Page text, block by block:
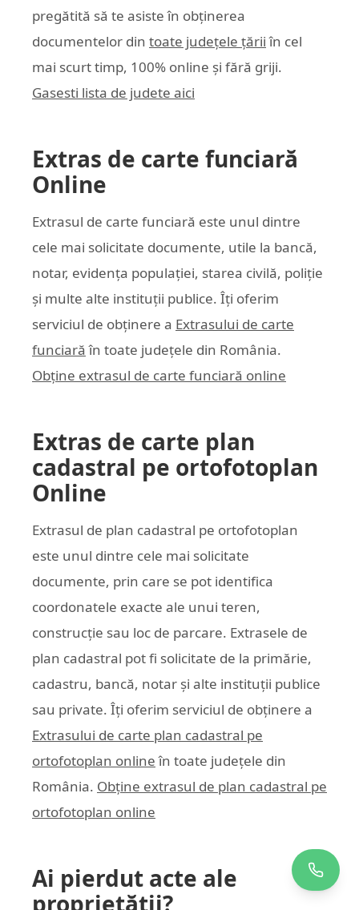
pregătită să te asiste în obținerea
documentelor din toate județele țării în cel
mai scurt timp, 100% online și fără griji.
Gasesti lista de judete aici
Extras de carte funciară
Online
Extrasul de carte funciară este unul dintre
cele mai solicitate documente, utile la bancă,
notar, evidența populației, starea civilă, poliție
și multe alte instituții publice. Îți oferim
serviciul de obținere a Extrasului de carte
funciară în toate județele din România.
Obține extrasul de carte funciară online
Extras de carte plan
cadastral pe ortofotoplan
Online
Extrasul de plan cadastral pe ortofotoplan
este unul dintre cele mai solicitate
documente, prin care se pot identifica
coordonatele exacte ale unui teren,
construcție sau loc de parcare. Extrasele de
plan cadastral pot fi solicitate de la primărie,
cadastru, bancă, notar și alte instituții publice
sau private. Îți oferim serviciul de obținere a
Extrasului de carte plan cadastral pe
ortofotoplan online în toate județele din
România. Obține extrasul de plan cadastral pe
ortofotoplan online
Ai pierdut acte ale
proprietății?